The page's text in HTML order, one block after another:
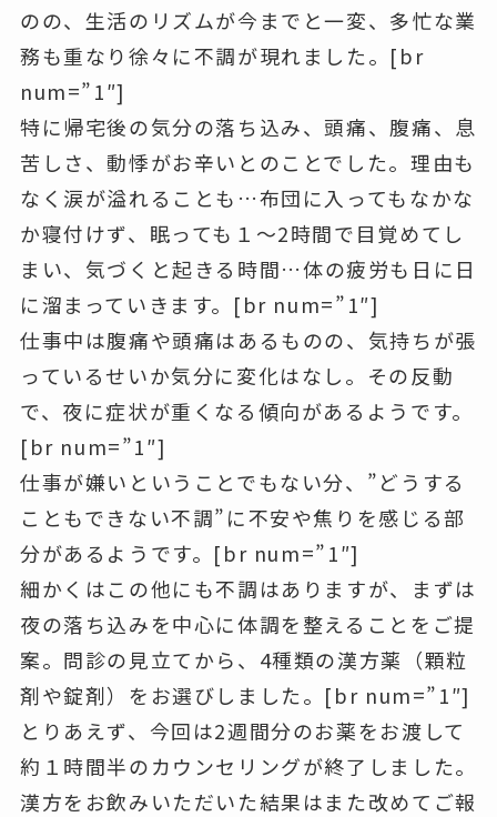
のの、生活のリズムが今までと一変、多忙な業
務も重なり徐々に不調が現れました。[br
num=”1″]
特に帰宅後の気分の落ち込み、頭痛、腹痛、息
苦しさ、動悸がお辛いとのことでした。 理由も
なく涙が溢れる ことも…布団に入ってもなかな
か寝付けず、眠っても１～2時間で目覚めてし
まい、 気づくと起きる時間…体の疲労も日に日
に溜まっていきます。[br num=”1″]
仕事中は腹痛や頭痛はあるものの、気持ちが張
っているせいか気分に変化はなし。その反動
で、夜に症状が重くなる傾向があるようです。
[br num=”1″]
仕事が嫌いということでもない分、”どうする
こともできない不調”に不安や焦りを感じる部
分があるようです。[br num=”1″]
細かくはこの他にも不調はありますが、まずは
夜の落ち込みを中心に体調を整えることをご提
案。問診の見立てから、4種類の漢方薬（顆粒
剤や錠剤）をお選びしました。[br num=”1″]
とりあえず、今回は2週間分のお薬をお渡して
約１時間半のカウンセリングが終了しました。
漢方をお飲みいただいた結果はまた改めてご報